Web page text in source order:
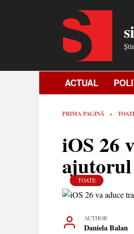
ACTUAL
PRIMA PAGINĂ »
iOS 26
TOATE
AUTHOR
Daniela Balan